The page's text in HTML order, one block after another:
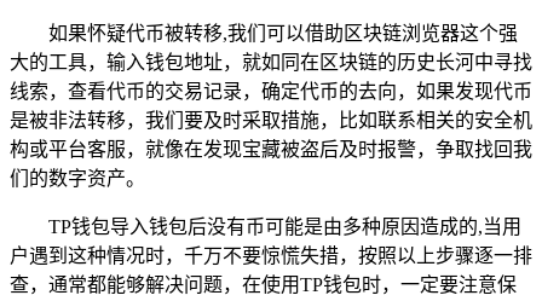
如果怀疑代币被转移,我们可以借助区块链浏览器这个强
大的工具，输入钱包地址，就如同在区块链的历史长河中寻找
线索，查看代币的交易记录，确定代币的去向，如果发现代币
是被非法转移，我们要及时采取措施，比如联系相关的安全机
构或平台客服，就像在发现宝藏被盗后及时报警，争取找回我
们的数字资产。
TP钱包导入钱包后没有币可能是由多种原因造成的,当用
户遇到这种情况时，千万不要惊慌失措，按照以上步骤逐一排
查，通常都能够解决问题，在使用TP钱包时，一定要注意保